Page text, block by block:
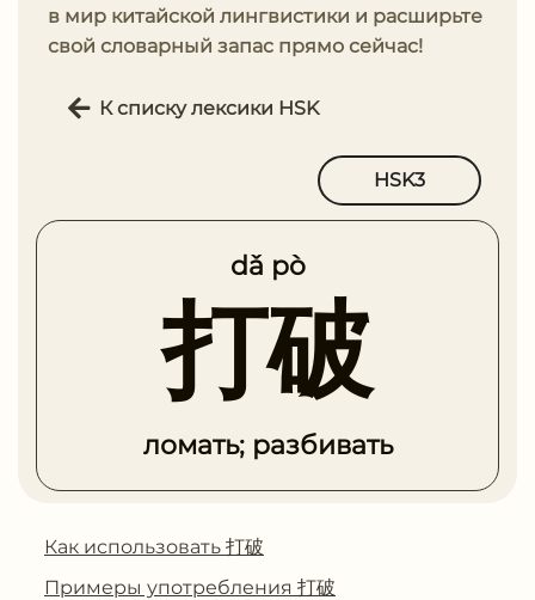
в мир китайской лингвистики и расширьте
свой словарный запас прямо сейчас!
К списку лексики HSK
HSK3
dǎ pò
打破
ломать; разбивать
Как использовать 打破
Примеры употребления 打破